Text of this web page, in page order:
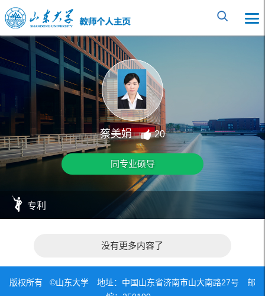
蔡美娟 20
同专业硕导
专利
没有更多内容了
版权所有 ©山东大学 地址：中国山东省济南市山大南路27号 邮